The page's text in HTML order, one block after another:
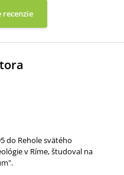
do Rehole svätého
v Ríme, študoval na